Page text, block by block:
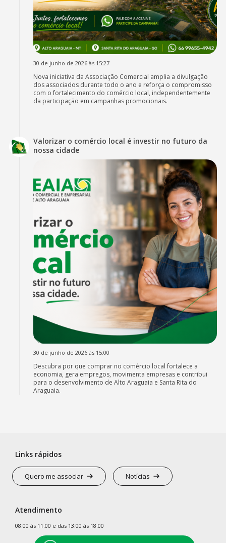
30 de junho de 2026 às 15:27
Nova iniciativa da Associação Comercial amplia a divulgação
dos associados durante todo o ano e reforça o compromisso
com o fortalecimento do comércio local, independentemente
da participação em campanhas promocionais.
Valorizar o comércio local é investir no futuro da
nossa cidade
30 de junho de 2026 às 15:00
Descubra por que comprar no comércio local fortalece a
economia, gera empregos, movimenta empresas e contribui
para o desenvolvimento de Alto Araguaia e Santa Rita do
Araguaia.
Links rápidos
Quero me associar Notícias
Atendimento
08:00 às 11:00 e das 13:00 às 18:00